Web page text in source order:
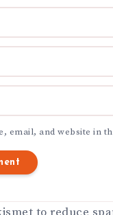
email, and website in